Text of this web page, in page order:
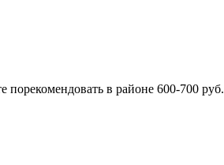
в районе 600-700 руб.